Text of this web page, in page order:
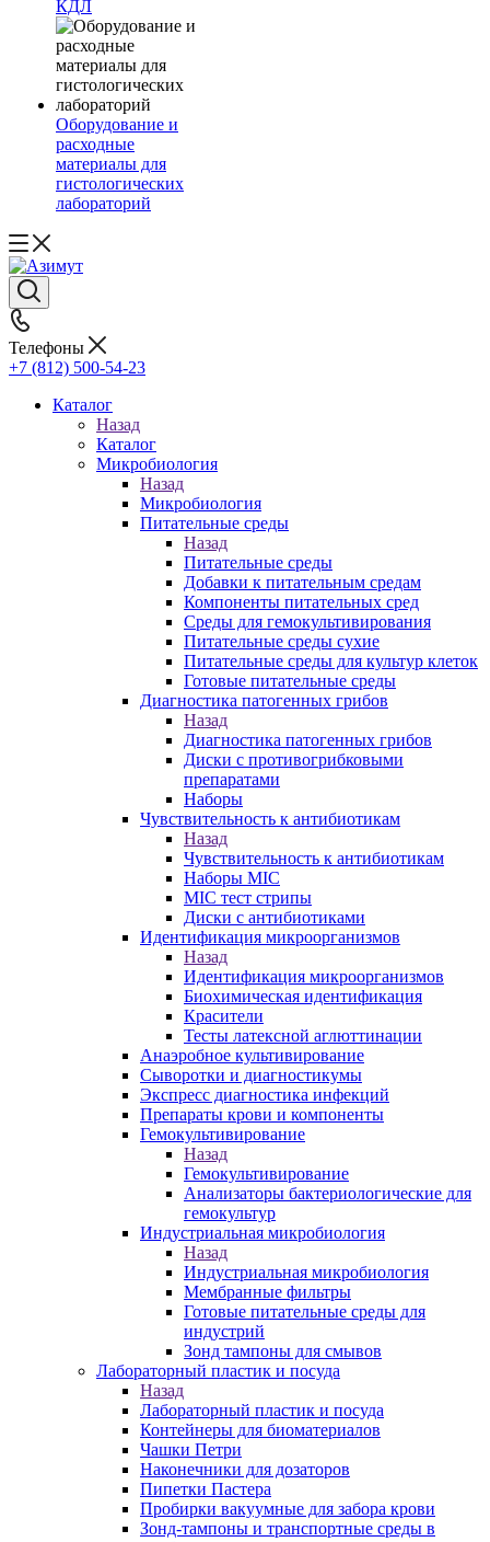
КДЛ
Оборудование и
расходные
материалы для
гистологических
лабораторий
Телефоны
+7 (812) 500-54-23
Каталог
Назад
Каталог
Микробиология
Назад
Микробиология
Питательные среды
Назад
Питательные среды
Добавки к питательным средам
Компоненты питательных сред
Среды для гемокультивирования
Питательные среды сухие
Питательные среды для культур клеток
Готовые питательные среды
Диагностика патогенных грибов
Назад
Диагностика патогенных грибов
Диски с противогрибковыми
препаратами
Наборы
Чувствительность к антибиотикам
Назад
Чувствительность к антибиотикам
Наборы MIC
MIC тест стрипы
Диски с антибиотиками
Идентификация микроорганизмов
Назад
Идентификация микроорганизмов
Биохимическая идентификация
Красители
Тесты латексной аглюттинации
Анаэробное культивирование
Сыворотки и диагностикумы
Экспресс диагностика инфекций
Препараты крови и компоненты
Гемокультивирование
Назад
Гемокультивирование
Анализаторы бактериологические для
гемокультур
Индустриальная микробиология
Назад
Индустриальная микробиология
Мембранные фильтры
Готовые питательные среды для
индустрий
Зонд тампоны для смывов
Лабораторный пластик и посуда
Назад
Лабораторный пластик и посуда
Контейнеры для биоматериалов
Чашки Петри
Наконечники для дозаторов
Пипетки Пастера
Пробирки вакуумные для забора крови
Зонд-тампоны и транспортные среды в